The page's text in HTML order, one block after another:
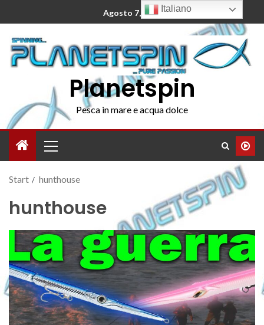
Agosto 7, 2026
Planetspin
Pesca in mare e acqua dolce
Start hunthouse
hunthouse
Italiano